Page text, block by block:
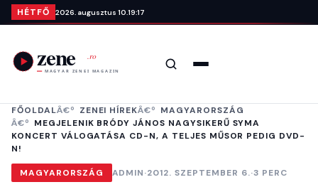
Ugrás a tartalomra
HÉTFŐ 2026. augusztus 10. 19:17
Keresés
FŐOLDAL ZENEI HÍREK
MAGYARORSZÁG
MEGJELENIK BRÓDY JÁNOS NAGYSIKERŰ SYMA
KONCERT VÁLOGATÁSA CD-N, A TELJES MŰSOR PEDIG DVD-
N!
MAGYARORSZÁG ADMIN·2012. SZEPTEMBER 6.·3 PERC